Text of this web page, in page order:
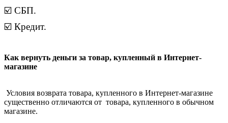
☑️ СБП.
☑️ Кредит.
Как вернуть деньги за товар, купленный в Интернет-
магазине
Условия возврата товара, купленного в Интернет-магазине
существенно отличаются от товара, купленного в обычном
магазине.